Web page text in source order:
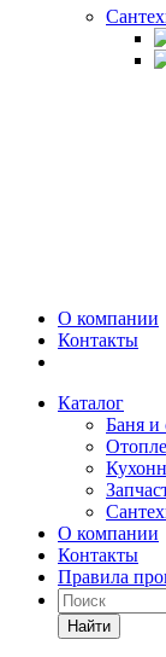
О компании
Контакты
Каталог
Баня и
О компании
Контакты
Правила
Найти